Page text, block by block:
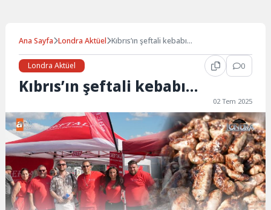
Ana Sayfa Londra Aktüel Kıbrıs’ın şeftali kebabı…
Londra Aktüel 0
Kıbrıs’ın şeftali kebabı…
02 Tem 2025